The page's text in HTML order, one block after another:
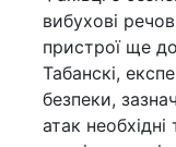
вибухові
пристрої ще до
Табанскі,
безпеки,
атак